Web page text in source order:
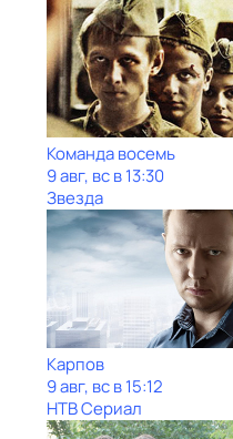
Команда восемь
9 авг, вс в 13:30
Звезда
Карпов
9 авг, вс в 15:12
НТВ Сериал